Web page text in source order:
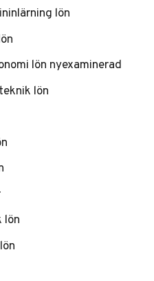
lön
lön nyexaminerad
lön
lön